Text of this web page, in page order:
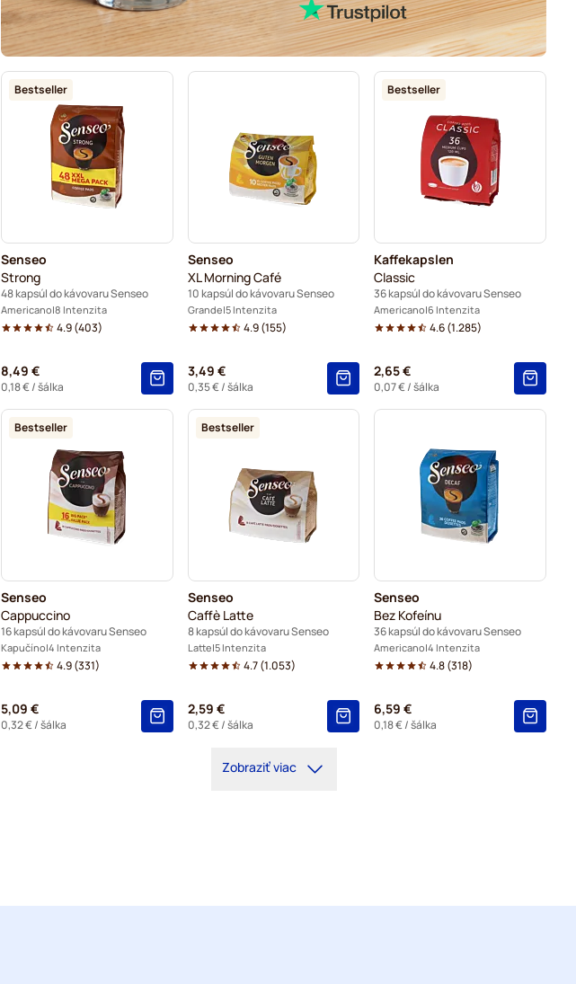
Bestseller
Senseo
Strong
48 kapsúl do kávovaru Senseo
Americano 8 Intenzita
4.9(403)
8,49 €
0,18 €/ šálka
Senseo
XL Morning Café
10 kapsúl do kávovaru Senseo
Grande 5 Intenzita
4.9(155)
3,49 €
0,35 €/ šálka
Bestseller
Kaffekapslen
Classic
36 kapsúl do kávovaru Senseo
Americano 6 Intenzita
4.6(1.285)
2,65 €
0,07 €/ šálka
Bestseller
Senseo
Cappuccino
16 kapsúl do kávovaru Senseo
Kapučíno 4 Intenzita
4.9(331)
5,09 €
0,32 €/ šálka
Bestseller
Senseo
Caffè Latte
8 kapsúl do kávovaru Senseo
Latte 5 Intenzita
4.7(1.053)
2,59 €
0,32 €/ šálka
Senseo
Bez Kofeínu
36 kapsúl do kávovaru Senseo
Americano 4 Intenzita
4.8(318)
6,59 €
0,18 €/ šálka
Zobraziť viac